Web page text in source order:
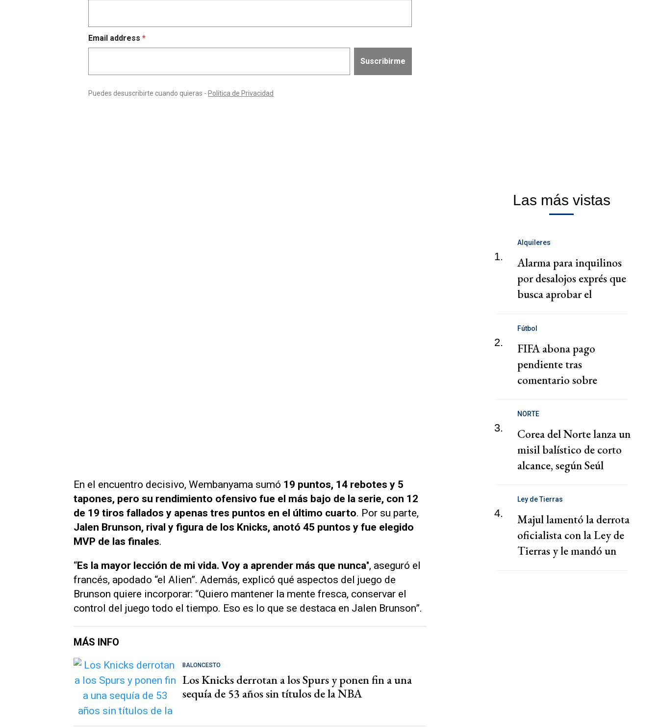
En el encuentro decisivo, Wembanyama sumó 19 puntos, 14 rebotes y 5
tapones, pero su rendimiento ofensivo fue el más bajo de la serie, con 12
de 19 tiros fallados y apenas tres puntos en el último cuarto. Por su parte,
Jalen Brunson, rival y figura de los Knicks, anotó 45 puntos y fue elegido
MVP de las finales.
“Es la mayor lección de mi vida. Voy a aprender más que nunca", aseguró el
francés, apodado “el Alien”. Además, explicó qué aspectos del juego de
Brunson quiere incorporar: “Quiero mantener la mente fresca, conservar el
control del juego todo el tiempo. Eso es lo que se destaca en Jalen Brunson”.
MÁS INFO
BALONCESTO
Los Knicks derrotan a los Spurs y ponen fin a una
sequía de 53 años sin títulos de la NBA
Las más vistas
1.
Alquileres
Alarma para inquilinos
por desalojos exprés que
busca aprobar el
2.
Fútbol
FIFA abona pago
pendiente tras
comentario sobre
de la Federación Jordana
3.
NORTE
Corea del Norte lanza un
misil balístico de corto
alcance, según Seúl
4.
Ley de Tierras
Majul lamentó la derrota
oficialista con la Ley de
Tierras y le mandó un